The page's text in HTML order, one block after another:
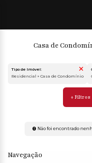
Casa de
Tipo de Imóvel:
Não foi encontrado
Navegação